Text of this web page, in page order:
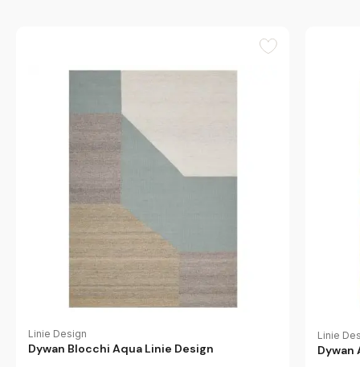
Linie Design
Dywan Blocchi Aqua Linie Design
Linie
Dywan